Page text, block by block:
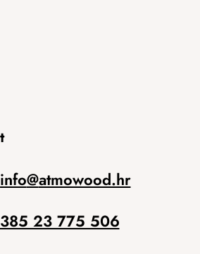
info@atmowood.hr
23 775 506